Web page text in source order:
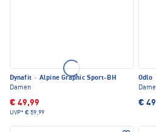
Dynafit · Alpine Graphic Sport-BH
Damen
€ 49,99
UVP* € 59,99
Odlo
€